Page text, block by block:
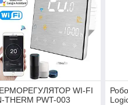
WI-FI
THERM PWT-003